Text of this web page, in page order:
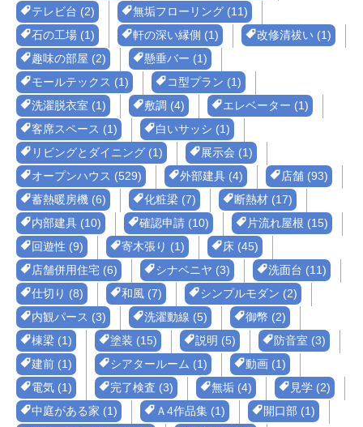
テレビ台 (2)
無垢フローリング (11)
石の工場 (1)
軒の深い縁側 (1)
改修清祓い (1)
趣味の部屋 (2)
懸垂バー (1)
モールテックス (1)
コ型プラン (1)
洗濯脱衣室 (1)
敷調 (4)
エレベーター (1)
客席スペース (1)
白いサッシ (1)
リビングとダイニング (1)
展示会 (1)
オープンハウス (529)
外部建具 (4)
店舗 (93)
蓄熱暖房機 (6)
化粧梁 (7)
断熱材 (17)
内部建具 (10)
確認申請 (10)
片流れ屋根 (15)
回遊性 (9)
寄木張り (1)
床 (45)
店舗併用住宅 (6)
シナベニヤ (3)
洗面台 (11)
仕切り (8)
和風 (7)
シンプルモダン (2)
内観パース (3)
洗濯動線 (5)
御幣 (2)
棟梁 (1)
塗装 (15) 説明 (5)
防音室 (3)
建前 (1)
シアタールーム (1)
動画 (1)
電気 (1)
完了検査 (3) 無垢 (4)
見学 (2)
中庭がある家 (1)
Ａ4作品集 (1)
開口部 (1)